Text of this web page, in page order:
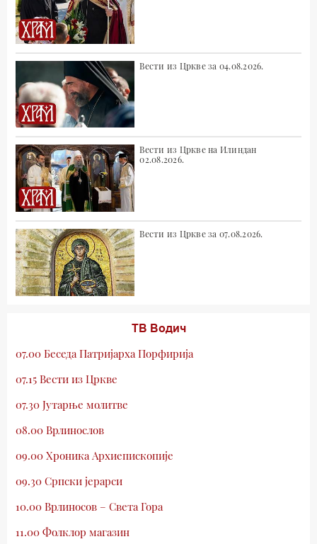
Вести из Цркве за 04.08.2026.
Вести из Цркве на Илиндан
02.08.2026.
Вести из Цркве за 07.08.2026.
ТВ Водич
07.00 Беседа Патријарха Порфирија
07.15 Вести из Цркве
07.30 Јутарње молитве
08.00 Врлинослов
09.00 Хроника Архиепископије
09.30 Српски јерарси
10.00 Врлиносов – Света Гора
11.00 Фолклор магазин